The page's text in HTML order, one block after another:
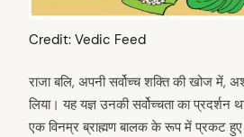
Credit: Vedic Feed
राजा बलि, अपनी सर्वोच्च शक्ति की खोज में,
लिया। यह यज्ञ उनकी सर्वोच्चता का प्रदर्शन
एक विनम्र ब्राह्मण बालक के रूप में प्रकट